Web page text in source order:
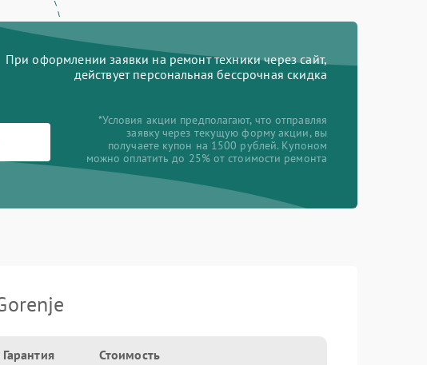
При оформлении заявки на ремонт техники через сайт,
действует персональная бессрочная скидка
*Условия акции предполагают, что отправляя
заявку через текущую форму акции, вы
получаете купон на 1500 рублей. Купоном
можно оплатить до 25% от стоимости ремонта
Гарантия Стоимость